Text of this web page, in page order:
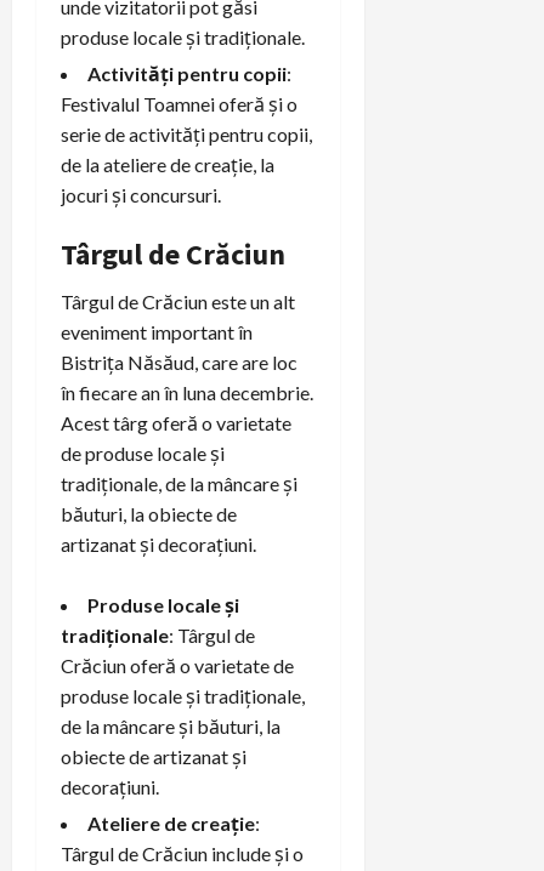
unde vizitatorii pot găsi
produse locale și tradiționale.
Activități pentru copii:
Festivalul Toamnei oferă și o
serie de activități pentru copii,
de la ateliere de creație, la
jocuri și concursuri.
Târgul de Crăciun
Târgul de Crăciun este un alt
eveniment important în
Bistrița Năsăud, care are loc
în fiecare an în luna decembrie.
Acest târg oferă o varietate
de produse locale și
tradiționale, de la mâncare și
băuturi, la obiecte de
artizanat și decorațiuni.
Produse locale și
tradiționale: Târgul de
Crăciun oferă o varietate de
produse locale și tradiționale,
de la mâncare și băuturi, la
obiecte de artizanat și
decorațiuni.
Ateliere de creație:
Târgul de Crăciun include și o